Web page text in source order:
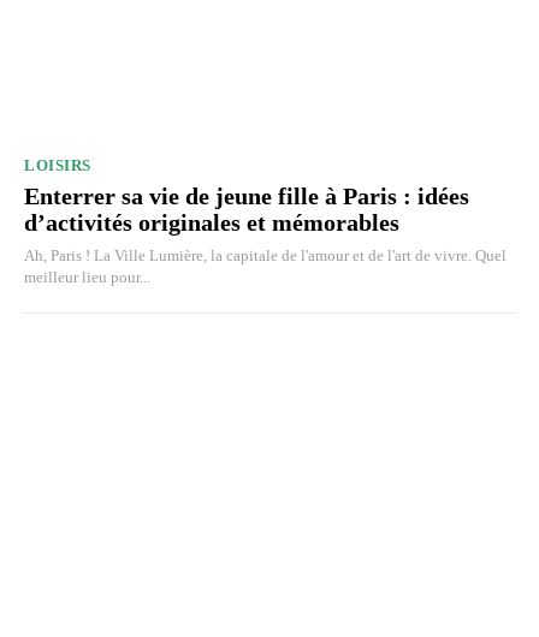
LOISIRS
Enterrer sa vie de jeune fille à Paris : idées
d’activités originales et mémorables
Ah, Paris ! La Ville Lumière, la capitale de l'amour et de l'art de vivre. Quel
meilleur lieu pour...